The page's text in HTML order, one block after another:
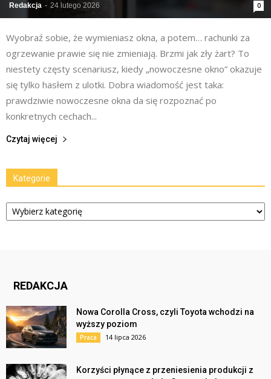
Redakcja - 24 lutego 2026 0
Wyobraź sobie, że wymieniasz okna, a potem… rachunki za
ogrzewanie prawie się nie zmieniają. Brzmi jak zły żart? To
niestety częsty scenariusz, kiedy „nowoczesne okno” okazuje
się tylko hasłem z ulotki. Dobra wiadomość jest taka:
prawdziwie nowoczesne okna da się rozpoznać po
konkretnych cechach...
Czytaj więcej
Kategorie
Kategorie
REDAKCJA
Nowa Corolla Cross, czyli Toyota wchodzi na
wyższy poziom
Praca 14 lipca 2026
Korzyści płynące z przeniesienia produkcji z